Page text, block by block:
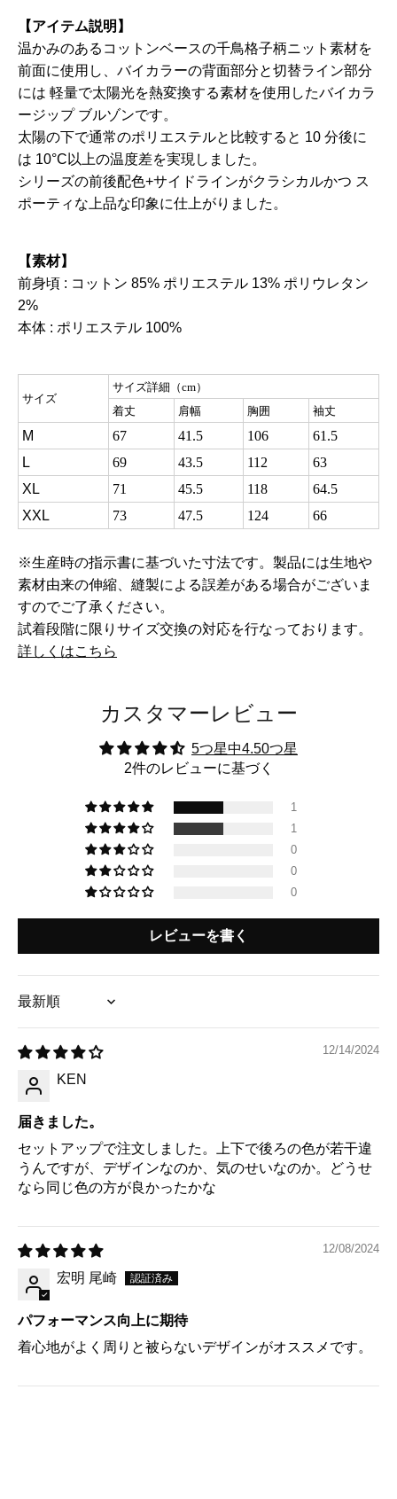
【アイテム説明】
温かみのあるコットンベースの千鳥格子柄ニット素材を
前面に使用し、バイカラーの背面部分と切替ライン部分
には 軽量で太陽光を熱変換する素材を使用したバイカラ
ージップ ブルゾンです。
太陽の下で通常のポリエステルと比較すると 10 分後に
は 10°C以上の温度差を実現しました。
シリーズの前後配色+サイドラインがクラシカルかつ ス
ポーティな上品な印象に仕上がりました。
【素材】
前身頃 : コットン 85% ポリエステル 13% ポリウレタン
2%
本体 : ポリエステル 100%
サイズ
サイズ詳細（cm）
着丈
肩幅 胸囲 袖丈
M 67 41.5 106
61.5
L
69 43.5 112
63
XL
71 45.5 118
64.5
XXL
73 47.5 124 66
※生産時の指示書に基づいた寸法です。製品には生地や
素材由来の伸縮、縫製による誤差がある場合がございま
すのでご了承ください。
試着段階に限りサイズ交換の対応を行なっております。
詳しくはこちら
カスタマーレビュー
5つ星中4.50つ星
2件のレビューに基づく
1
1
0
0
0
レビューを書く
Sort by
12/14/2024
KEN
届きました。
セットアップで注文しました。上下で後ろの色が若干違
うんですが、デザインなのか、気のせいなのか。どうせ
なら同じ色の方が良かったかな
12/08/2024
宏明 尾崎
パフォーマンス向上に期待
着心地がよく周りと被らないデザインがオススメです。